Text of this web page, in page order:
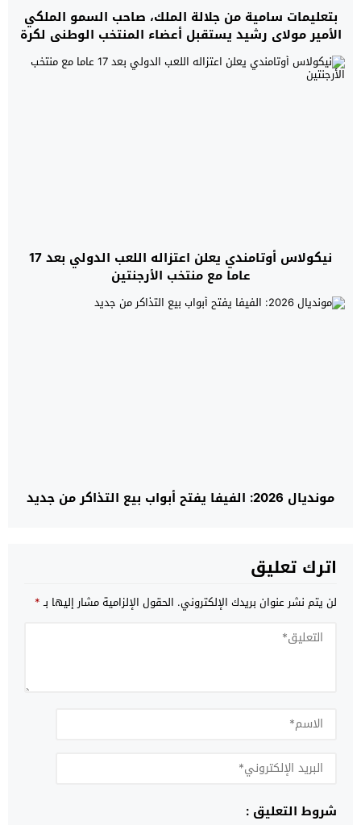
بتعليمات سامية من جلالة الملك، صاحب السمو الملكي
الأمير مولاي رشيد يستقبل أعضاء المنتخب الوطني لكرة
القدم الذي بلغ المباراة النهائية لكأس أمم إفريقيا
المغرب 2025
نيكولاس أوتامندي يعلن اعتزاله اللعب الدولي بعد 17
عاما مع منتخب الأرجنتين
مونديال 2026: الفيفا يفتح أبواب بيع التذاكر من جديد
اترك تعليق
لن يتم نشر عنوان بريدك الإلكتروني. الحقول الإلزامية مشار إليها بـ*
شروط التعليق :